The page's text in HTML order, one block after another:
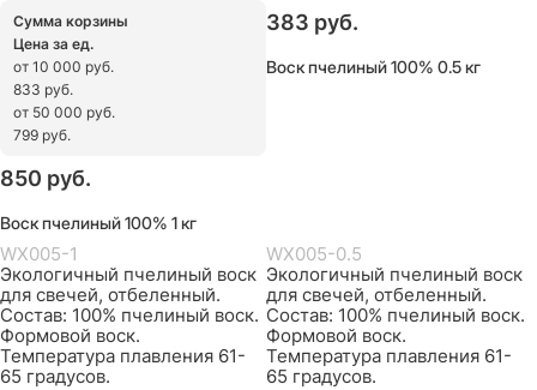
Сумма корзины
Цена за ед.
от 10 000 руб.
833 руб.
от 50 000 руб.
799 руб.
850 руб.
Воск пчелиный 100% 1 кг
WX005-1
Экологичный пчелиный воск
для свечей, отбеленный.
Состав: 100% пчелиный воск.
Формовой воск.
Температура плавления 61-
65 градусов.
383 руб.
Воск пчелиный 100% 0.5 кг
WX005-0.5
Экологичный пчелиный воск
для свечей, отбеленный.
Состав: 100% пчелиный воск.
Формовой воск.
Температура плавления 61-
65 градусов.